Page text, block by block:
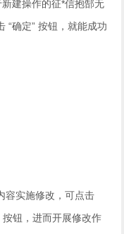
建操作的征*信抱郜无
“确定” 按钮，就能成功
容实施修改，可点击
按钮，进而开展修改作